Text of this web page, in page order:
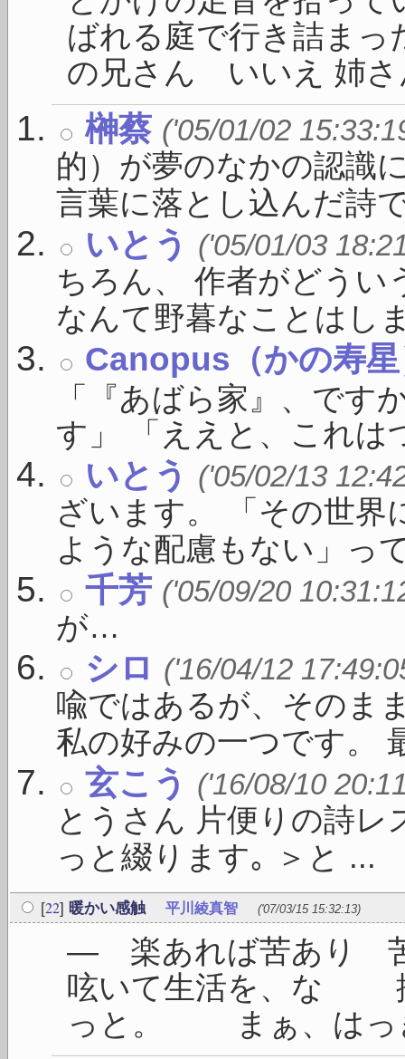
ばれる庭で行き詰まっ
の兄さん いいえ 姉さ
榊蔡 ('05/01/02
的）が夢のなかの認識
言葉に落とし込んだ詩
いとう ('05/01/03
ちろん、 作者がどうい
なんて野暮なことはし
Canopus（かの寿
「『あばら家』、です
す」 「ええと、これは
いとう ('05/02/13
ざいます。 「その世界
ような配慮もない」っ
千芳 ('05/09/20
が…
シロ ('16/04/12
喩ではあるが、そのま
私の好みの一つです。
玄こう ('16/08/10
とうさん 片便りの詩
っと綴ります｡ ＞と ...
[22] 暖かい感触 平川綾真智 ('07/03/15 15:32:13)
― 楽あれば苦あり
呟いて生活を、な
っと。 まぁ、はっ